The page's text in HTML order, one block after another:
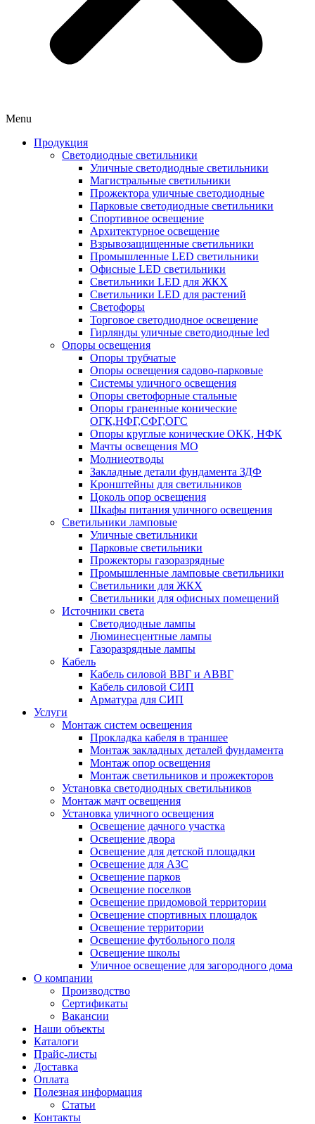
Menu
Продукция
Светодиодные светильники
Уличные светодиодные светильники
Магистральные светильники
Прожектора уличные светодиодные
Парковые светодиодные светильники
Спортивное освещение
Архитектурное освещение
Взрывозащищенные светильники
Промышленные LED светильники
Офисные LED светильники
Cветильники LED для ЖКХ
Светильники LED для растений
Светофоры
Торговое светодиодное освещение
Гирлянды уличные светодиодные led
Опоры освещения
Опоры трубчатые
Опоры освещения садово-парковые
Системы уличного освещения
Опоры светофорные стальные
Опоры граненные конические
ОГК,НФГ,СФГ,ОГС
Опоры круглые конические ОКК, НФК
Мачты освещения МО
Молниеотводы
Закладные детали фундамента ЗДФ
Кронштейны для светильников
Цоколь опор освещения
Шкафы питания уличного освещения
Светильники ламповые
Уличные светильники
Парковые светильники
Прожекторы газоразрядные
Промышленные ламповые светильники
Светильники для ЖКХ
Светильники для офисных помещений
Источники света
Светодиодные лампы
Люминесцентные лампы
Газоразрядные лампы
Кабель
Кабель силовой ВВГ и АВВГ
Кабель силовой СИП
Арматура для СИП
Услуги
Монтаж систем освещения
Прокладка кабеля в траншее
Монтаж закладных деталей фундамента
Монтаж опор освещения
Монтаж светильников и прожекторов
Установка светодиодных светильников
Монтаж мачт освещения
Установка уличного освещения
Освещение дачного участка
Освещение двора
Освещение для детской площадки
Освещение для АЗС
Освещение парков
Освещение поселков
Освещение придомовой территории
Освещение спортивных площадок
Освещение территории
Освещение футбольного поля
Освещение школы
Уличное освещение для загородного дома
О компании
Производство
Сертификаты
Вакансии
Наши объекты
Каталоги
Прайс-листы
Доставка
Оплата
Полезная информация
Статьи
Контакты